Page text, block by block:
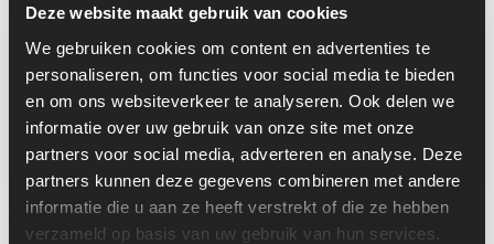
Deze website maakt gebruik van cookies
We gebruiken cookies om content en advertenties te
personaliseren, om functies voor social media te bieden
en om ons websiteverkeer te analyseren. Ook delen we
informatie over uw gebruik van onze site met onze
partners voor social media, adverteren en analyse. Deze
partners kunnen deze gegevens combineren met andere
informatie die u aan ze heeft verstrekt of die ze hebben
verzameld op basis van uw gebruik van hun services.
Machine Type:
BF4M1012EC
Onderdeel Merk:
Deutz
Onderdeel Type:
04255053
Onderdeel nummer:
04255053